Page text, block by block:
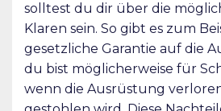
solltest du dir über die
Klaren sein. So gibt es zum
gesetzliche Garantie auf die
du bist möglicherweise für
wenn die Ausrüstung